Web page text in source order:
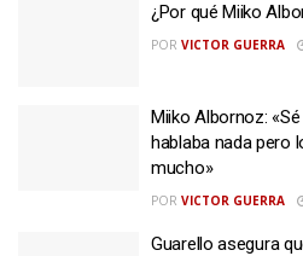
¿Por qué Miiko
POR VICTOR GUERRA
Miiko Albornoz:
hablaba nada pero
mucho»
POR VICTOR GUERRA
Guarello asegura